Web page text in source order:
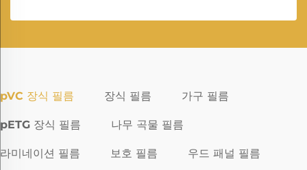
pVC 장식 필름 장식 필름 가구 필름
pETG 장식 필름 나무 곡물 필름
라미네이션 필름 보호 필름 우드 패널 필름